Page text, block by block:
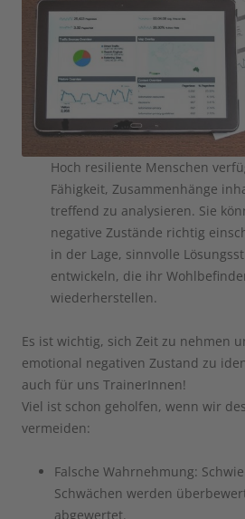
Hoch resiliente Menschen
Fähigkeit, Zusammenhänge
treffend zu analysieren. Sie
negative Zustände richtig
in der Lage, sinnvolle
entwickeln, die ihr
wiederherstellen.
Es ist wichtig, sich Zeit zu nehmen
emotional negativen Zustand zu
auch für uns TrainerInnen!
Viel ist schon geholfen, wenn wir
vermeiden:
Falsche Wahrnehmung:
Schwächen werden
abgewertet.